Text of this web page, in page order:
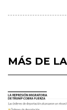
MÁS DE